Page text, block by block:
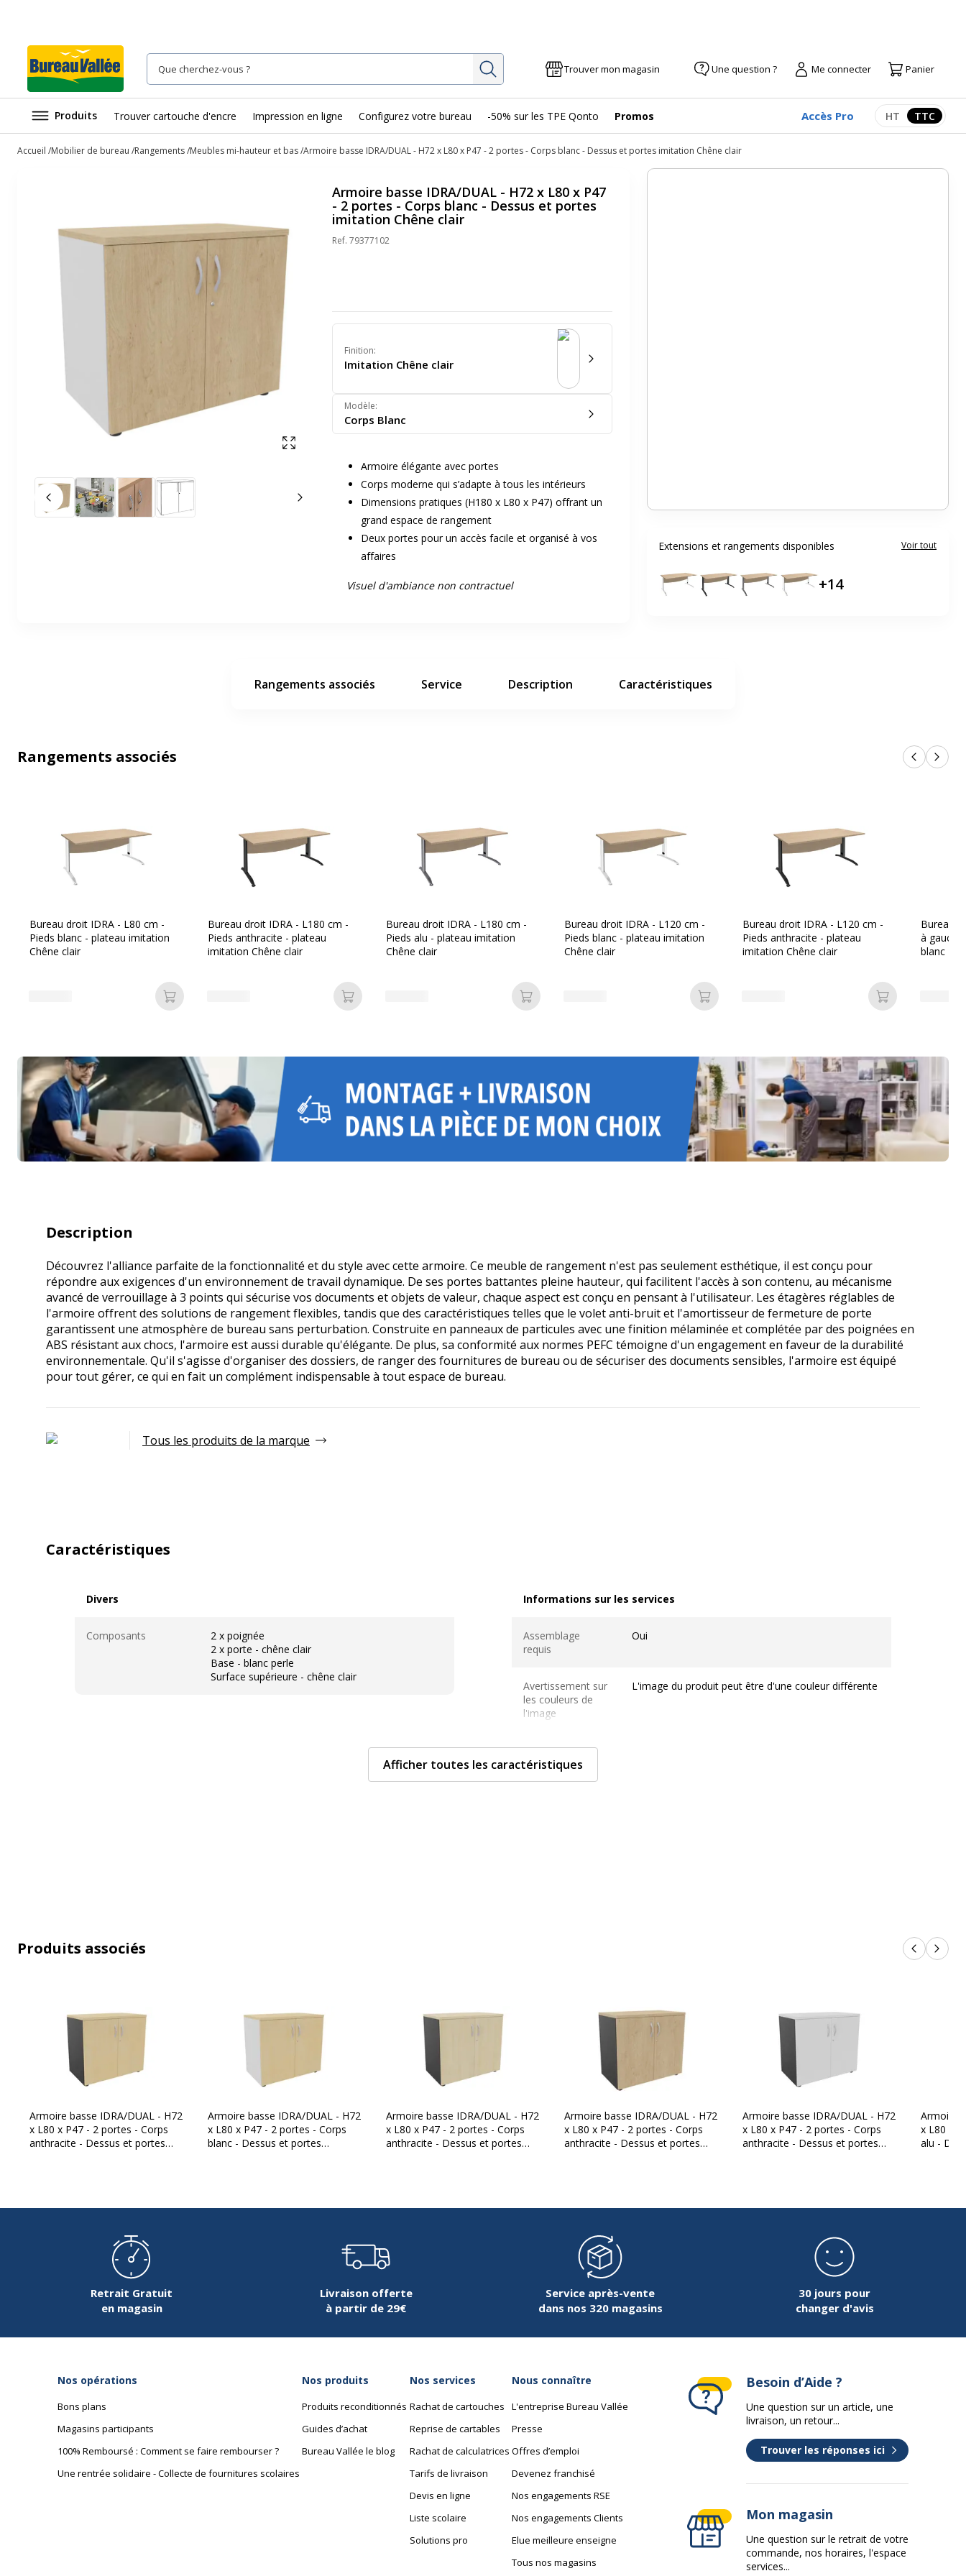
Rechercher Trouver mon magasin Une question ? Me connecter Panier
Produits Trouver cartouche d'encre Impression en ligne Configurez votre bureau -50% sur les TPE Qonto Promos Accès Pro Afficher les
HT TTC
Accueil Mobilier de bureau Rangements Meubles mi-hauteur et bas Armoire basse IDRA/DUAL - H72 x L80 x P47 - 2 portes - Corps blanc - Dessus et portes imitation Chêne clair
Afficher en plein écran
Slide précédent Slide suivant
Armoire basse IDRA/DUAL - H72 x L80 x P47
- 2 portes - Corps blanc - Dessus et portes
imitation Chêne clair
Ref. 79377102
Finition:
Imitation Chêne clair
Modèle:
Corps Blanc
Armoire élégante avec portes
Corps moderne qui s’adapte à tous les intérieurs
Dimensions pratiques (H180 x L80 x P47) offrant un
grand espace de rangement
Deux portes pour un accès facile et organisé à vos
affaires
Visuel d'ambiance non contractuel
Extensions et rangements disponibles Voir tout
+14
Rangements associés Service Description Caractéristiques
Rangements associés Produits
Bureau droit IDRA - L80 cm -
Pieds blanc - plateau imitation
Chêne clair
Ajouter au panier
Bureau droit IDRA - L180 cm -
Pieds anthracite - plateau
imitation Chêne clair
Ajouter au panier
Bureau droit IDRA - L180 cm -
Pieds alu - plateau imitation
Chêne clair
Ajouter au panier
Bureau droit IDRA - L120 cm -
Pieds blanc - plateau imitation
Chêne clair
Ajouter au panier
Bureau droit IDRA - L120 cm -
Pieds anthracite - plateau
imitation Chêne clair
Ajouter au
Bureau
à
blanc -
Description
Découvrez l'alliance parfaite de la fonctionnalité et du style avec cette armoire. Ce meuble de rangement n'est pas seulement esthétique, il est conçu pour
répondre aux exigences d'un environnement de travail dynamique. De ses portes battantes pleine hauteur, qui facilitent l'accès à son contenu, au mécanisme
avancé de verrouillage à 3 points qui sécurise vos documents et objets de valeur, chaque aspect est conçu en pensant à l'utilisateur. Les étagères réglables de
l'armoire offrent des solutions de rangement flexibles, tandis que des caractéristiques telles que le volet anti-bruit et l'amortisseur de fermeture de porte
garantissent une atmosphère de bureau sans perturbation. Construite en panneaux de particules avec une finition mélaminée et complétée par des poignées en
ABS résistant aux chocs, l'armoire est aussi durable qu'élégante. De plus, sa conformité aux normes PEFC témoigne d'un engagement en faveur de la durabilité
environnementale. Qu'il s'agisse d'organiser des dossiers, de ranger des fournitures de bureau ou de sécuriser des documents sensibles, l'armoire est équipé
pour tout gérer, ce qui en fait un complément indispensable à tout espace de bureau.
Tous les produits de la marque
Caractéristiques
Divers
Composants
2 x poignée
2 x porte - chêne clair
Base - blanc perle
Surface supérieure - chêne clair
Informations sur les services
Assemblage
requis
Oui
Avertissement sur
les couleurs de
l'image
L'image du produit peut être d'une couleur différente
Mentions légales
Caractéristiques techniques
Finition
Oui (verrouillage à clé)
Catégorie de hauteur
Basse
Conçu pour dossiers
suspendus
Oui
Quantité d'étagères
Quantité de portes
Type d'installation Sur pied
Caracteristiques de montage A monter soi-même
Code barre maitre 3253310134393
Référence produit fabricant RP872CCGT
Hauteur 72 cm
80 cm
Poids du produit 36.32 kg
Profondeur
Afficher toutes les caractéristiques
Produits associés Produits
Armoire basse IDRA/DUAL - H72
x L80 x P47 - 2 portes - Corps
anthracite - Dessus et portes
Armoire basse IDRA/DUAL - H72
x L80 x P47 - 2 portes - Corps
blanc - Dessus et portes
Armoire basse IDRA/DUAL - H72
x L80 x P47 - 2 portes - Corps
anthracite - Dessus et portes
Armoire basse IDRA/DUAL - H72
x L80 x P47 - 2 portes - Corps
anthracite - Dessus et portes
Armoire basse IDRA/DUAL - H72
x L80 x P47 - 2 portes - Corps
anthracite - Dessus et portes
Armoire
x L80 x
alu -
Retrait Gratuit
en magasin
Livraison offerte
à partir de 29€
Service après-vente
dans nos 320 magasins
30 jours pour
changer d'avis
Nos opérations
Bons plans
Magasins participants
100% Remboursé : Comment se faire rembourser ?
Une rentrée solidaire - Collecte de fournitures scolaires
Nos produits
Produits reconditionnés
Guides d’achat
Bureau Vallée le blog
Nos services
Rachat de cartouches
Reprise de cartables
Rachat de calculatrices
Tarifs de livraison
Devis en ligne
Liste scolaire
Solutions pro
Nous connaître
L'entreprise Bureau Vallée
Presse
Offres d’emploi
Devenez franchisé
Nos engagements RSE
Nos engagements Clients
Elue meilleure enseigne
Tous nos magasins
Besoin d’Aide ?
Une question sur un article, une
livraison, un retour...
Trouver les réponses ici
Mon magasin
Une question sur le retrait de votre
commande, nos horaires, l'espace
services...